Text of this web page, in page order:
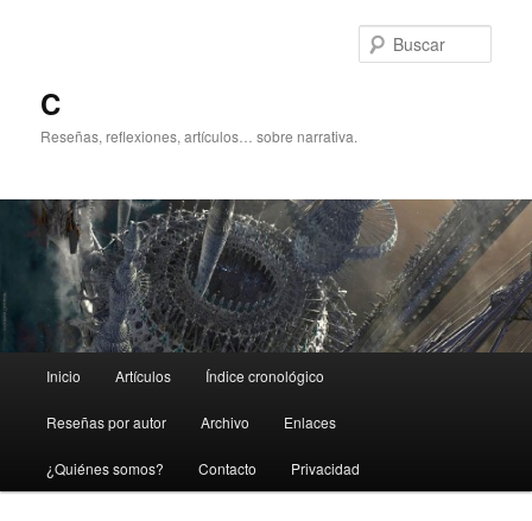
C
Reseñas, reflexiones, artículos… sobre narrativa.
principal
Inicio Artículos Índice cronológico
Reseñas por autor Archivo Enlaces
¿Quiénes somos? Contacto Privacidad